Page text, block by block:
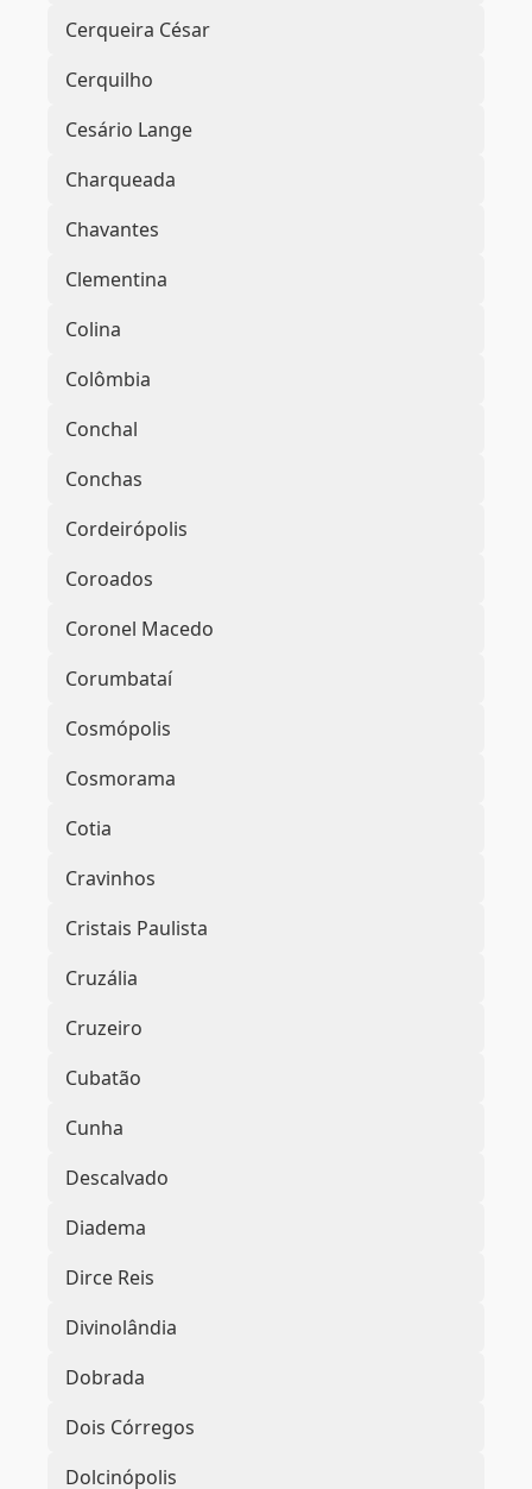
Cerqueira César
Cerquilho
Cesário Lange
Charqueada
Chavantes
Clementina
Colina
Colômbia
Conchal
Conchas
Cordeirópolis
Coroados
Coronel Macedo
Corumbataí
Cosmópolis
Cosmorama
Cotia
Cravinhos
Cristais Paulista
Cruzália
Cruzeiro
Cubatão
Cunha
Descalvado
Diadema
Dirce Reis
Divinolândia
Dobrada
Dois Córregos
Dolcinópolis